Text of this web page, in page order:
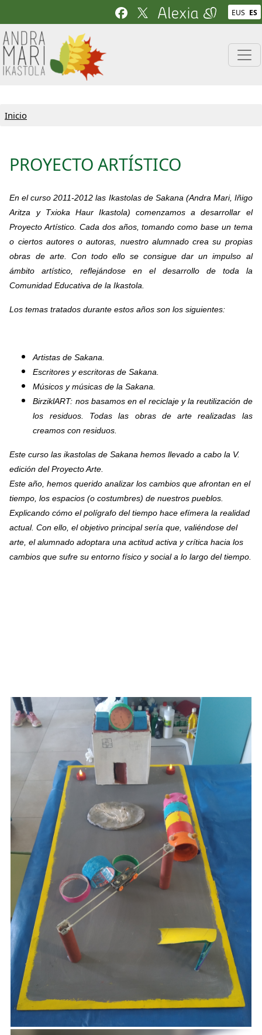
Pasar al contenido principal EUS ES
Inicio
PROYECTO ARTÍSTICO
En el curso 2011-2012 las Ikastolas de Sakana (Andra Mari, Iñigo
Aritza y Txioka Haur Ikastola) comenzamos a desarrollar el
Proyecto Artístico. Cada dos años, tomando como base un tema
o ciertos autores o autoras, nuestro alumnado crea su propias
obras de arte. Con todo ello se consigue dar un impulso al
ámbito artístico, reflejándose en el desarrollo de toda la
Comunidad Educativa de la Ikastola.
Los temas tratados durante estos años son los siguientes:
Artistas de Sakana.
Escritores y escritoras de Sakana.
Músicos y músicas de la Sakana.
BirziklART: nos basamos en el reciclaje y la reutilización de
los residuos. Todas las obras de arte realizadas las
creamos con residuos.
Este curso las ikastolas de Sakana hemos llevado a cabo la V.
edición del Proyecto Arte.
Este año, hemos querido analizar los cambios que afrontan en el
tiempo, los espacios (o costumbres) de nuestros pueblos.
Explicando cómo el polígrafo del tiempo hace efímera la realidad
actual. Con ello, el objetivo principal sería que, valiéndose del
arte, el alumnado adoptara una actitud activa y crítica hacia los
cambios que sufre su entorno físico y social a lo largo del tiempo.